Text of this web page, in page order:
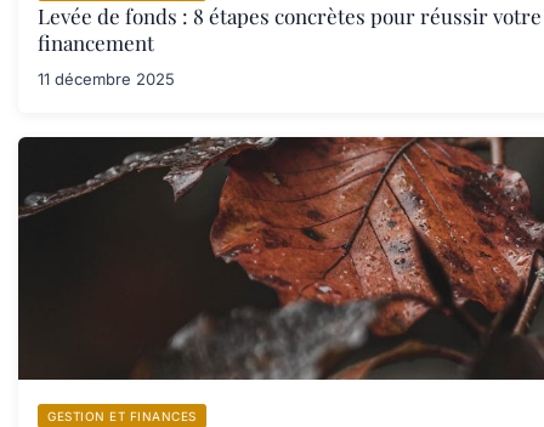
Levée de fonds : 8 étapes concrètes pour réussir votre
financement
11 décembre 2025
GESTION ET FINANCES